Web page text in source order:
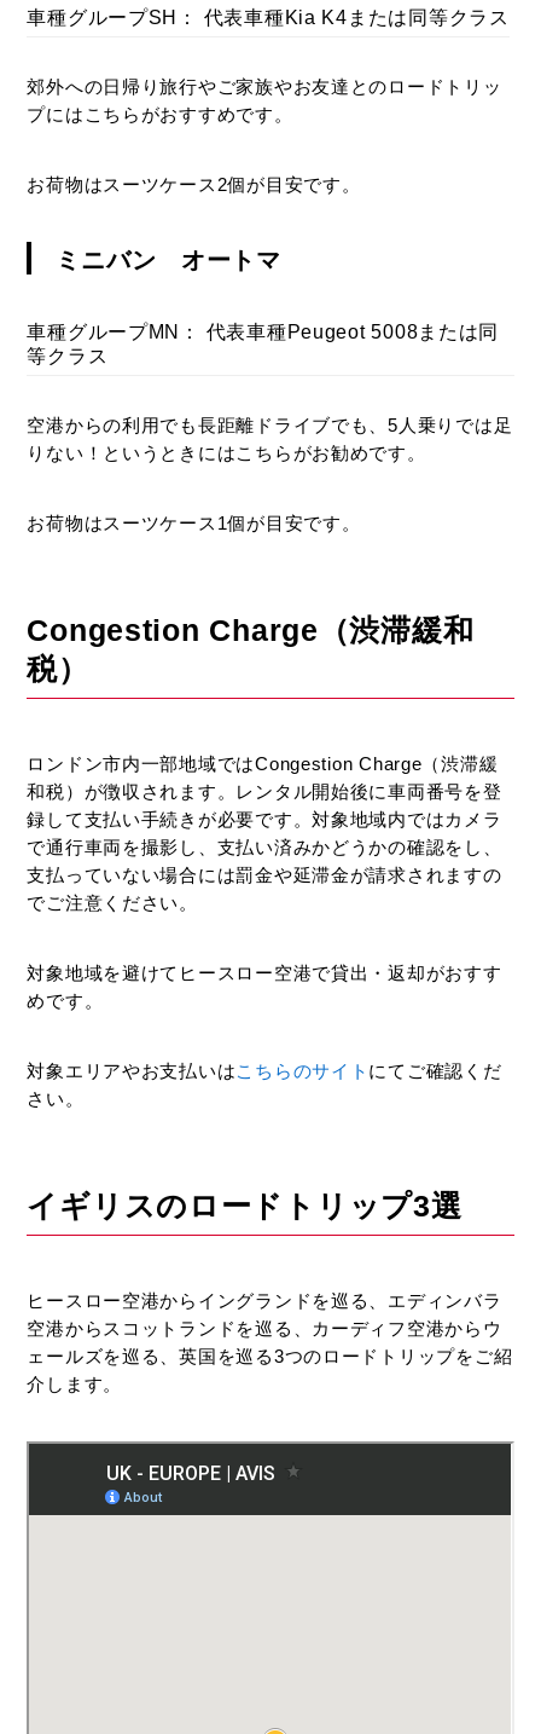
車種グループSH： 代表車種Kia K4または同等クラス
郊外への日帰り旅行やご家族やお友達とのロードトリッ
プにはこちらがおすすめです。
お荷物はスーツケース2個が目安です。
ミニバン オートマ
車種グループMN： 代表車種Peugeot 5008または同
等クラス
空港からの利用でも長距離ドライブでも、5人乗りでは足
りない！というときにはこちらがお勧めです。
お荷物はスーツケース1個が目安です。
Congestion Charge（渋滞緩和
税）
ロンドン市内一部地域ではCongestion Charge（渋滞緩
和税）が徴収されます。レンタル開始後に車両番号を登
録して支払い手続きが必要です。対象地域内ではカメラ
で通行車両を撮影し、支払い済みかどうかの確認をし、
支払っていない場合には罰金や延滞金が請求されますの
でご注意ください。
対象地域を避けてヒースロー空港で貸出・返却がおすす
めです。
対象エリアやお支払いはこちらのサイト にてご確認くだ
さい。
イギリスのロードトリップ3選
ヒースロー空港からイングランドを巡る、エディンバラ
空港からスコットランドを巡る、カーディフ空港からウ
ェールズを巡る、英国を巡る3つのロードトリップをご紹
介します。